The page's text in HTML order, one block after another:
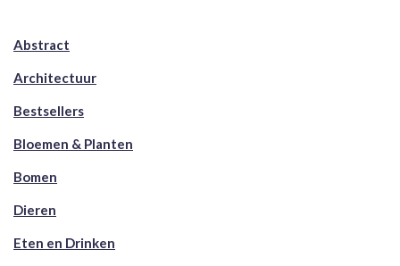
Abstract
Architectuur
Bestsellers
Bloemen & Planten
Bomen
Dieren
Eten en Drinken